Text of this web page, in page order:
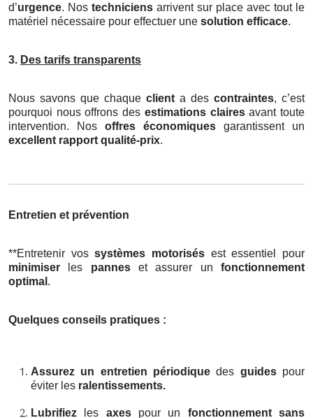
d’urgence. Nos techniciens arrivent sur place avec tout le
matériel nécessaire pour effectuer une solution efficace.
3. Des tarifs transparents
Nous savons que chaque client a des contraintes, c’est
pourquoi nous offrons des estimations clairesavant toute
intervention. Nos offres économiques garantissent un
excellent rapport qualité-prix.
Entretien et prévention
**Entretenir vossystèmes motorisés est essentiel pour
minimiser les panneset assurer unfonctionnement
optimal .
Quelques conseils pratiques :
Assurez un entretien périodique des guidespour
éviter les ralentissements.
Lubrifiez les axespour un fonctionnement sans